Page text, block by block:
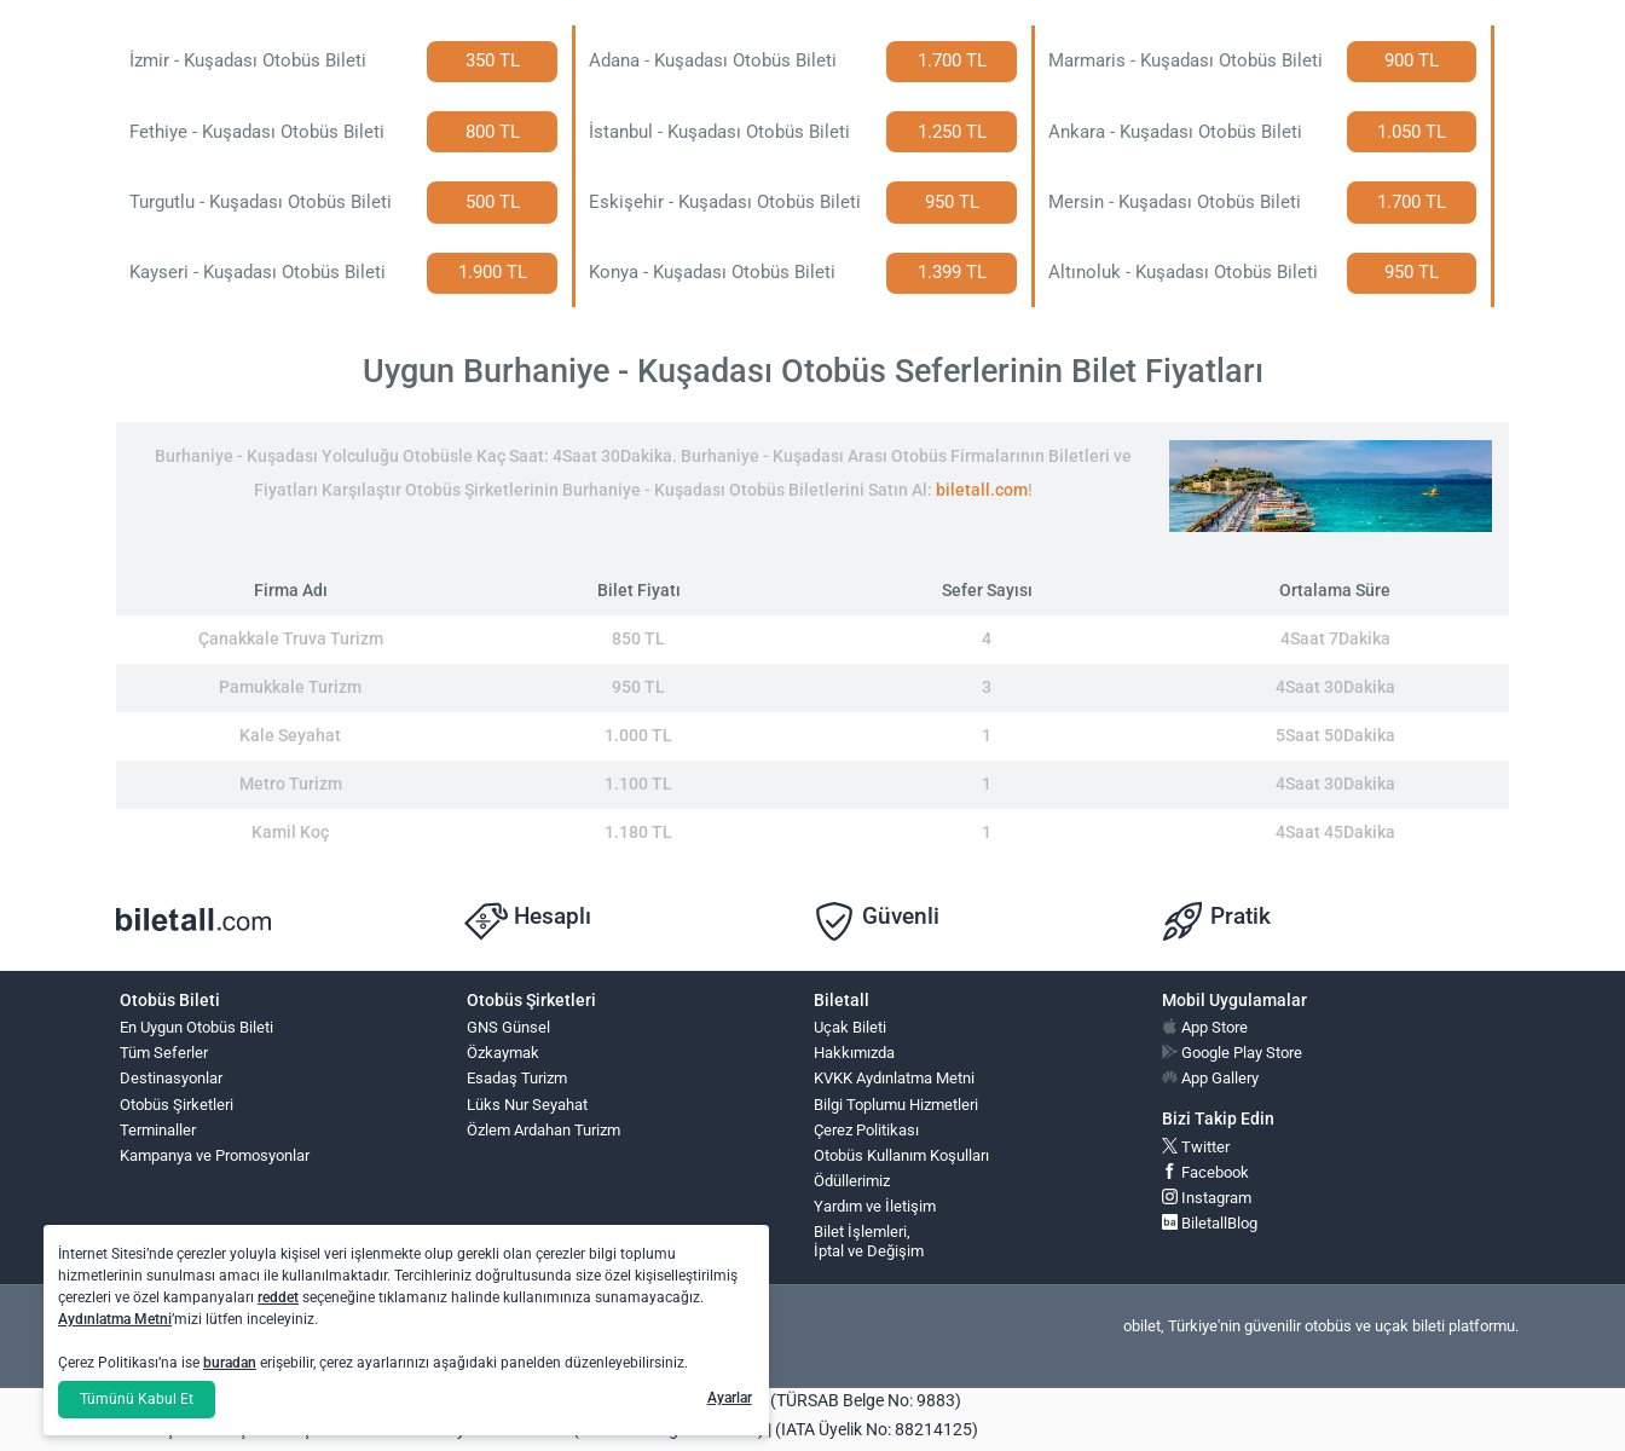
İzmir - Kuşadası Otobüs Bileti 350 TL Adana - Kuşadası Otobüs Bileti 1.700 TL Marmaris - Kuşadası Otobüs Bileti 900 TL
Fethiye - Kuşadası Otobüs Bileti 800 TL İstanbul - Kuşadası Otobüs Bileti 1.250 TL Ankara - Kuşadası Otobüs Bileti 1.050 TL
Turgutlu - Kuşadası Otobüs Bileti 500 TL Eskişehir - Kuşadası Otobüs Bileti 950 TL Mersin - Kuşadası Otobüs Bileti 1.700 TL
Kayseri - Kuşadası Otobüs Bileti 1.900 TL Konya - Kuşadası Otobüs Bileti 1.399 TL Altınoluk - Kuşadası Otobüs Bileti 950 TL
Uygun Burhaniye - Kuşadası Otobüs Seferlerinin Bilet Fiyatları
Burhaniye - Kuşadası Yolculuğu Otobüsle Kaç Saat: 4Saat 30Dakika. Burhaniye - Kuşadası Arası Otobüs Firmalarının Biletleri ve
Fiyatları Karşılaştır Otobüs Şirketlerinin Burhaniye - Kuşadası Otobüs Biletlerini Satın Al: biletall.com!
Firma Adı Bilet Fiyatı Sefer Sayısı Ortalama Süre
Çanakkale Truva Turizm 850 TL 4 4Saat 7Dakika
Pamukkale Turizm 950 TL 3 4Saat 30Dakika
Kale Seyahat 1.000 TL 1 5Saat 50Dakika
Metro Turizm 1.100 TL 1 4Saat 30Dakika
Kamil Koç 1.180 TL 1 4Saat 45Dakika
Hesaplı Güvenli Pratik
Otobüs Bileti
En Uygun Otobüs Bileti
Tüm Seferler
Destinasyonlar
Otobüs Şirketleri
Terminaller
Kampanya ve Promosyonlar
Otobüs Şirketleri
GNS Günsel
Özkaymak
Esadaş Turizm
Lüks Nur Seyahat
Özlem Ardahan Turizm
Biletall
Uçak Bileti
Hakkımızda
KVKK Aydınlatma Metni
Bilgi Toplumu Hizmetleri
Çerez Politikası
Otobüs Kullanım Koşulları
Ödüllerimiz
Yardım ve İletişim
Bilet İşlemleri,
İptal ve Değişim
Mobil Uygulamalar
App Store
Google Play Store
App Gallery
Bizi Takip Edin
Twitter
Facebook
Instagram
BiletallBlog
obilet, Türkiye'nin güvenilir otobüs ve uçak bileti platformu.
Otel rezervasyon ve otobüs bileti işlemleri için: Obilet.com Turizm Seyahat Acentası (TÜRSAB Belge No: 9883)
Uçak bileti işlemleri için: Biletall Turizm Seyahat Acentası (TÜRSAB Belge No: 4443) | (IATA Üyelik No: 88214125)
İnternet Sitesi’nde çerezler yoluyla kişisel veri işlenmekte olup gerekli olan çerezler bilgi toplumu
hizmetlerinin sunulması amacı ile kullanılmaktadır. Tercihleriniz doğrultusunda size özel kişiselleştirilmiş
çerezleri ve özel kampanyaları reddet seçeneğine tıklamanız halinde kullanımınıza sunamayacağız.
Aydınlatma Metni’mizi lütfen inceleyiniz.
Çerez Politikası’na ise buradan erişebilir, çerez ayarlarınızı aşağıdaki panelden düzenleyebilirsiniz.
Tümünü Kabul Et Ayarlar